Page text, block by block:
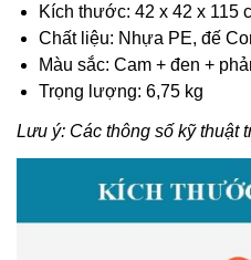
Kích thước: 42 x 42 x 115
Chất liệu: Nhựa PE, đế
Màu sắc: Cam + đen +
Trọng lượng: 6,75 kg
Lưu ý: Các thông số kỹ thuật